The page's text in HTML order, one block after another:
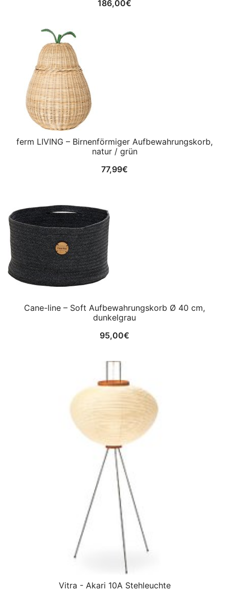
186,00€
ferm LIVING – Birnenförmiger Aufbewahrungskorb,
natur / grün
77,99€
Cane-line – Soft Aufbewahrungskorb Ø 40 cm,
dunkelgrau
95,00€
Vitra - Akari 10A Stehleuchte